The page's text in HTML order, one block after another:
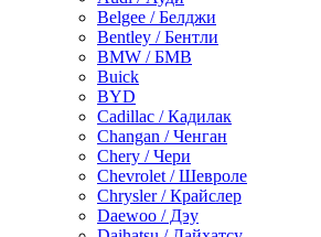
Belgee / Белджи
Bentley / Бентли
BMW / БМВ
Buick
BYD
Cadillac / Кадилак
Changan / Ченган
Chery / Чери
Chevrolet / Шевроле
Chrysler / Крайслер
Daewoo / Дэу